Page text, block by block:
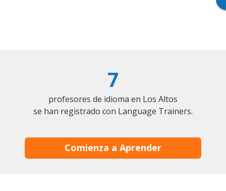
7
profesores de idioma en Los Altos
se han registrado con Language Trainers.
Comienza a Aprender